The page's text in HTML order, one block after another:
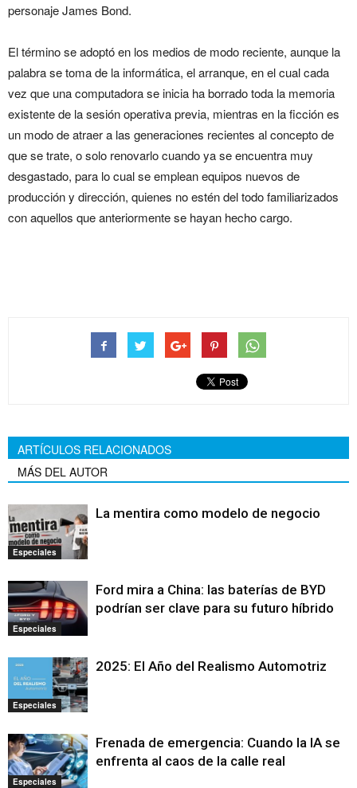
personaje James Bond.
El término se adoptó en los medios de modo reciente, aunque la
palabra se toma de la informática, el arranque, en el cual cada
vez que una computadora se inicia ha borrado toda la memoria
existente de la sesión operativa previa, mientras en la ficción es
un modo de atraer a las generaciones recientes al concepto de
que se trate, o solo renovarlo cuando ya se encuentra muy
desgastado, para lo cual se emplean equipos nuevos de
producción y dirección, quienes no estén del todo familiarizados
con aquellos que anteriormente se hayan hecho cargo.
ARTÍCULOS RELACIONADOS
MÁS DEL AUTOR
Especiales
La mentira como modelo de negocio
Especiales
Ford mira a China: las baterías de BYD
podrían ser clave para su futuro híbrido
Especiales
2025: El Año del Realismo Automotriz
Especiales
Frenada de emergencia: Cuando la IA se
enfrenta al caos de la calle real